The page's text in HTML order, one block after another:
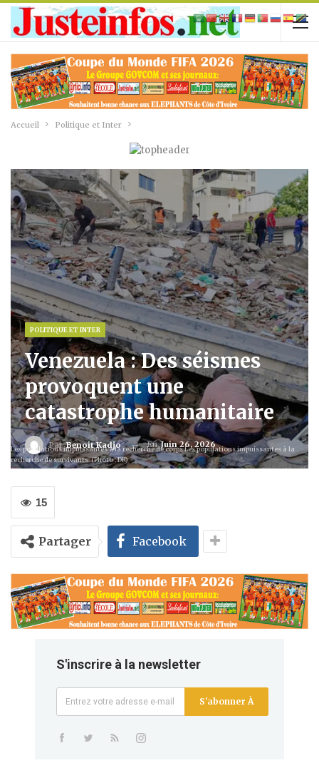
Accueil Politique et Inter
POLITIQUE ET INTER
Venezuela : Des séismes
provoquent une
catastrophe humanitaire
ParBenoit Kadjo EnJuin 26, 2026
Les populations impuissantes à la recherche de corps Les populations impuissantes à la
recherche de survivants. (Photo : DR)
15
Partager Facebook
S'inscrire à la newsletter
S'abonner À